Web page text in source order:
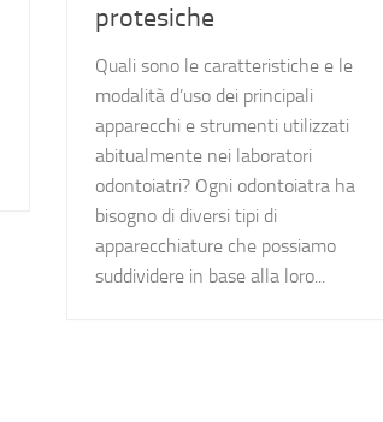
protesiche
Quali sono le caratteristiche e le
modalità d’uso dei principali
apparecchi e strumenti utilizzati
abitualmente nei laboratori
odontoiatri? Ogni odontoiatra ha
bisogno di diversi tipi di
apparecchiature che possiamo
suddividere in base alla loro...